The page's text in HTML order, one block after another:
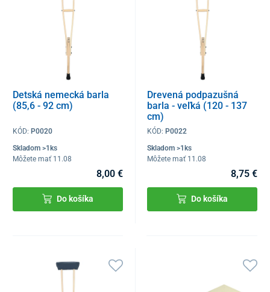
Detská nemecká barla
(85,6 - 92 cm)
KÓD: P0020
Skladom >1ks
Môžete mať 11.08
8,00 €
Do košíka
Drevená podpazušná
barla - veľká (120 - 137
cm)
KÓD:P0022
Skladom >1ks
Môžete mať 11.08
8,75 €
Do košíka